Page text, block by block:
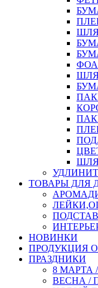
ТОВАРЫ ДЛЯ
НОВИНКИ
ПРОДУКЦИЯ
ПРАЗДНИКИ
8 МАРТА
ВЕСНА /